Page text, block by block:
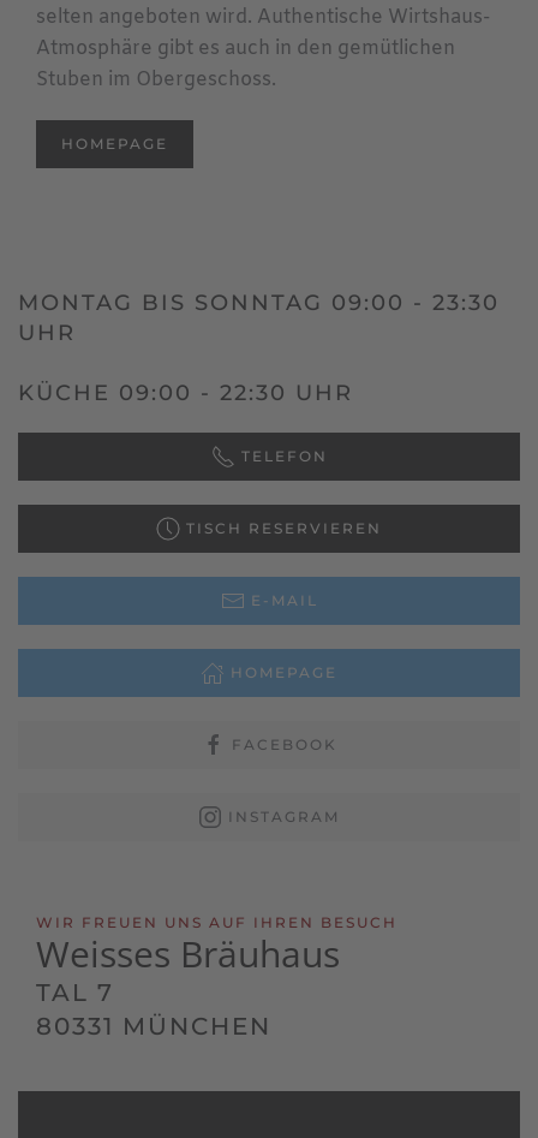
selten angeboten wird. Authentische Wirtshaus-
Atmosphäre gibt es auch in den gemütlichen
Stuben im Obergeschoss.
HOMEPAGE
MONTAG BIS SONNTAG 09:00 - 23:30
UHR
KÜCHE 09:00 - 22:30 UHR
TELEFON
TISCH RESERVIEREN
E-MAIL
HOMEPAGE
FACEBOOK
INSTAGRAM
WIR FREUEN UNS AUF IHREN BESUCH
Weisses Bräuhaus
TAL 7
80331 MÜNCHEN